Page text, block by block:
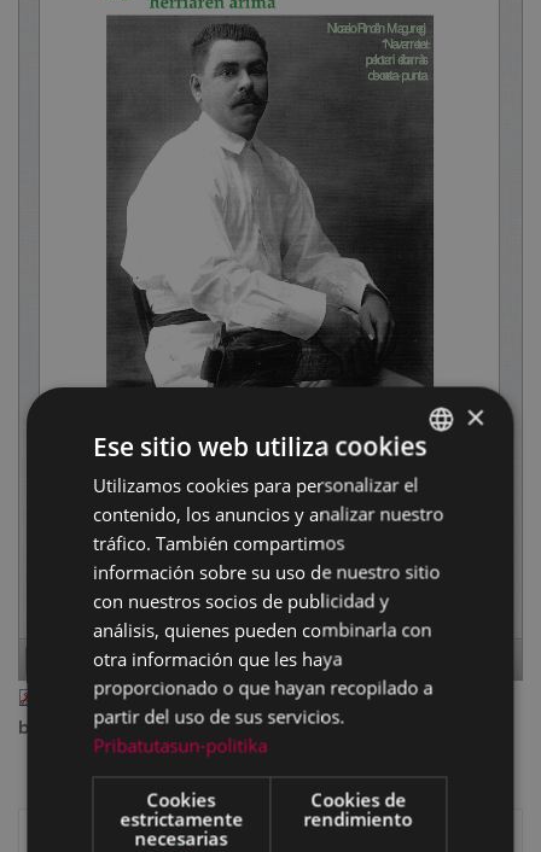
Page 1 of52
eibar_2006_07.pdf— PDF document, 3.03 MB (3178240
bytes)
Libros de Eibar
BASQUE
SPANISH
×
Ese sitio web utiliza cookies
Utilizamos cookies para personalizar el
contenido, los anuncios y analizar nuestro
tráfico. También compartimos
información sobre su uso de nuestro sitio
con nuestros socios de publicidad y
análisis, quienes pueden combinarla con
otra información que les haya
proporcionado o que hayan recopilado a
partir del uso de sus servicios.
Pribatutasun-politika
Cookies
estrictamente
necesarias
Cookies de
rendimiento